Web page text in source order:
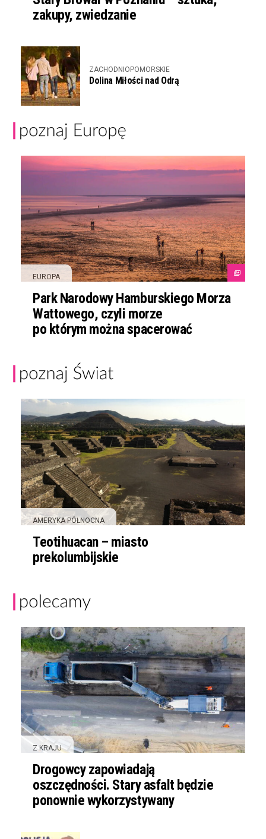
zakupy, zwiedzanie
ZACHODNIOPOMORSKIE
Dolina Miłości nad Odrą
EUROPA
Park Narodowy Hamburskiego Morza
Wattowego, czyli morze
po którym można spacerować
AMERYKA PÓŁNOCNA
Teotihuacan – miasto
prekolumbijskie
Z KRAJU
Drogowcy zapowiadają
oszczędności. Stary asfalt będzie
ponownie wykorzystywany